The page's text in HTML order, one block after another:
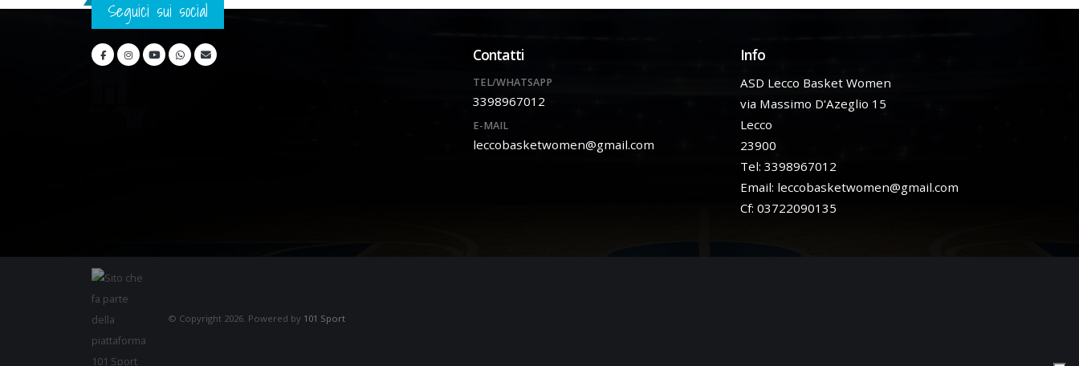
Seguici sui social
Contatti
TEL/WHATSAPP
3398967012
E-MAIL
leccobasketwomen@gmail.com
Info
ASD Lecco Basket Women
via Massimo D'Azeglio 15
Lecco
23900
Tel: 3398967012
Email: leccobasketwomen@gmail.com
Cf: 03722090135
© Copyright 2026. Powered by 101 Sport